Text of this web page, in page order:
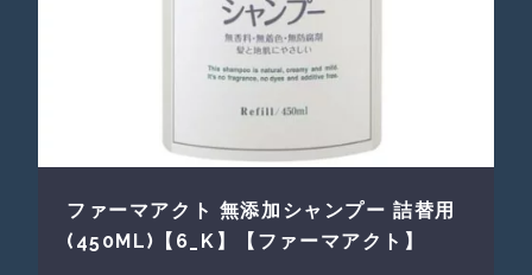
ファーマアクト 無添加シャンプー 詰替用
(450ML)【6_K】【ファーマアクト】